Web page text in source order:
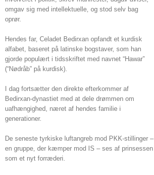
omgav sig med intellektuelle, og stod selv bag
oprør.
Hendes far, Celadet Bedirxan opfandt et kurdisk
alfabet, baseret på latinske bogstaver, som han
gjorde populært i tidsskriftet med navnet “Hawar”
(“Nødråb” på kurdisk).
I dag fortsætter den direkte efterkommer af
Bedirxan-dynastiet med at dele drømmen om
uafhængighed, næret af hendes familie i
generationer.
De seneste tyrkiske luftangreb mod PKK-stillinger –
en gruppe, der kæmper mod IS – ses af prinsessen
som et nyt forræderi.